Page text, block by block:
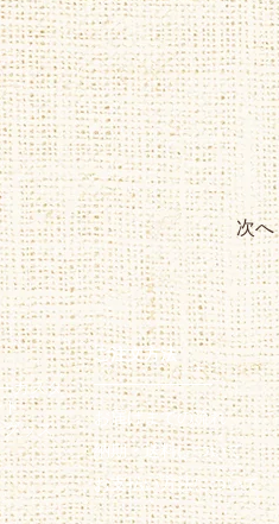
次へ
─カスタ
ッズ
ご注文方法
──────────
お届けまでの流れ
納期・送料について
お支払い方法について